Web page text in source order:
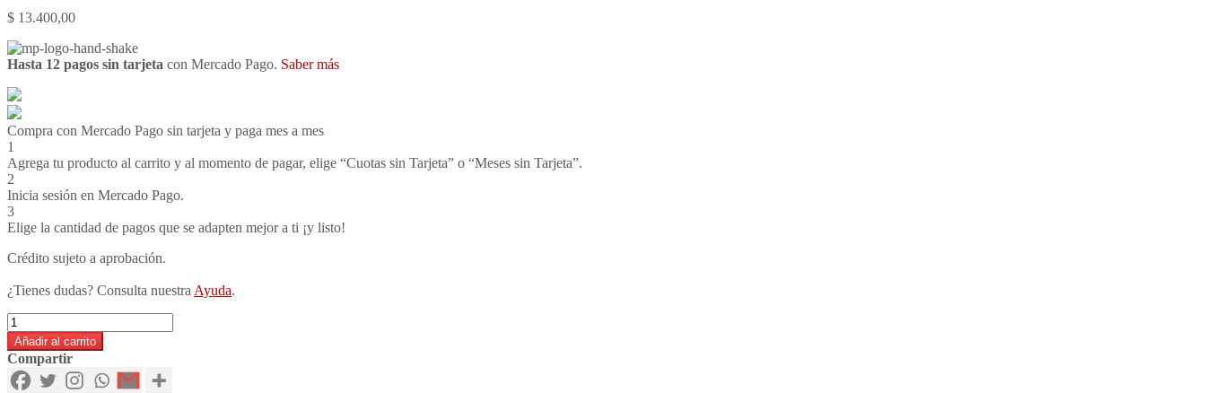
$ 13.400,00
Hasta 12 pagos sin tarjeta con Mercado Pago. Saber más
Compra con Mercado Pago sin tarjeta y paga mes a mes
1
Agrega tu producto al carrito y al momento de pagar, elige “Cuotas sin Tarjeta” o “Meses sin Tarjeta”.
2
Inicia sesión en Mercado Pago.
3
Elige la cantidad de pagos que se adapten mejor a ti ¡y listo!
Crédito sujeto a aprobación.
¿Tienes dudas? Consulta nuestra Ayuda.
Elogio
de
la
autosubversión
cantidad
Añadir al carrito
Compartir